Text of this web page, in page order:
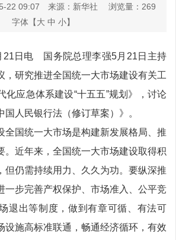
22 09:07 来源：新华社 浏览量： 269
字体【大 中 小】
日电 国务院总理李强5月21日主持
，研究推进全国统一大市场建设有关工
化应急体系建设“十五五”规划》，讨论
国人民银行法（修订草案）》。
国统一大市场是构建新发展格局、推
。近年来，全国统一大市场建设取得积
但仍需持续用力、久久为功。要纵深推
一步完善产权保护、市场准入、公平竞
退出等制度，做到有章可循、有法可
设施高标准联通，畅通经济循环，有效